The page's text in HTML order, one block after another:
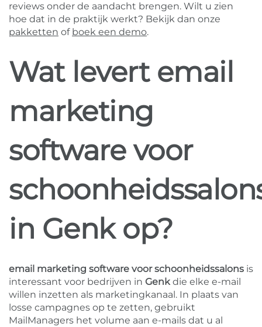
reviews onder de aandacht brengen. Wilt u zien
hoe dat in de praktijk werkt? Bekijk dan onze
pakketten of boek een demo.
Wat levert email
marketing
software voor
in Genk op?
email marketing software voor schoonheidssalons is
interessant voor bedrijven in Genkdie elke e-mail
willen inzetten als marketingkanaal. In plaats van
losse campagnes op te zetten, gebruikt
MailManagers het volume aan e-mails dat u al